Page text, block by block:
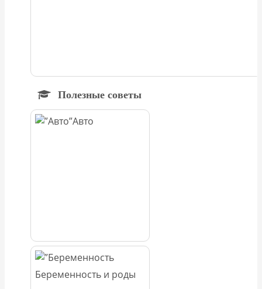
Полезные советы
Авто
Беременность и роды